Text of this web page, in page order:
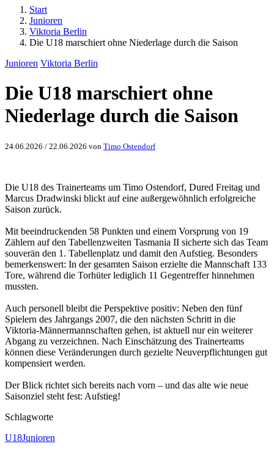
Start
Junioren
Viktoria Berlin
Die U18 marschiert ohne Niederlage durch die Saison
Junioren Viktoria Berlin
Die U18 marschiert ohne
Niederlage durch die Saison
24.06.2026 / 22.06.2026 von Timo Ostendorf
Die U18 des Trainerteams um Timo Ostendorf, Dured Freitag und
Marcus Dradwinski blickt auf eine außergewöhnlich erfolgreiche
Saison zurück.
Mit beeindruckenden 58 Punkten und einem Vorsprung von 19
Zählern auf den Tabellenzweiten Tasmania II sicherte sich das Team
souverän den 1. Tabellenplatz und damit den Aufstieg. Besonders
bemerkenswert: In der gesamten Saison erzielte die Mannschaft 133
Tore, während die Torhüter lediglich 11 Gegentreffer hinnehmen
mussten.
Auch personell bleibt die Perspektive positiv: Neben den fünf
Spielern des Jahrgangs 2007, die den nächsten Schritt in die
Viktoria-Männermannschaften gehen, ist aktuell nur ein weiterer
Abgang zu verzeichnen. Nach Einschätzung des Trainerteams
können diese Veränderungen durch gezielte Neuverpflichtungen gut
kompensiert werden.
Der Blick richtet sich bereits nach vorn – und das alte wie neue
Saisonziel steht fest: Aufstieg!
Schlagworte
U18Junioren